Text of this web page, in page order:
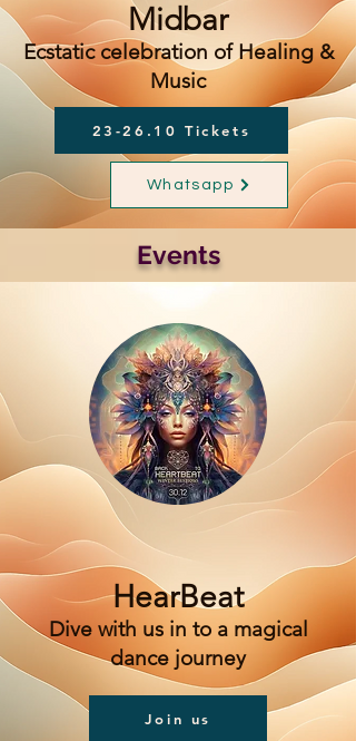
Midbar
Ecstatic celebration of Healing &
Music
23-26.10 Tickets
Whatsapp
Events
HearBeat
Dive with us in to a magical
dance journey
Join us